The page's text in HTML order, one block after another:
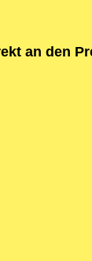
an den